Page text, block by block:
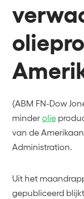
(ABM FN-Dow
minder olie
van de
Administration.
Uit het
gepubliceerd